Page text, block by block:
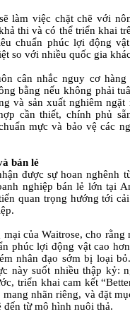
làm việc chặt chẽ với
thi và có thể triển khai
chuẩn phúc lợi động
so với nhiều quốc gia
cân nhắc nguy cơ hàng
bằng nếu không phải
và sản xuất nghiêm ngặt
cần thiết, chính phủ
mực và bảo vệ các
bán lẻ
được sự hoan nghênh
nghiệp bán lẻ lớn tại
quan trọng hướng tới
của Waitrose, cho rằng
phúc lợi động vật cao
nhân đạo sớm bị loại
này suốt nhiều thập kỷ:
triển khai cam kết
nhãn riêng, và đặt
đến từ mô hình nuôi thả.